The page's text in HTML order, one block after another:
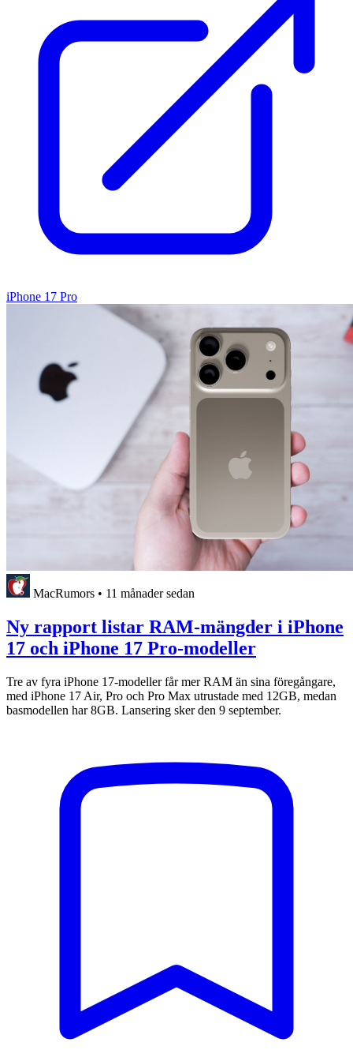
iPhone 17 Pro
MacRumors • 11 månader sedan
Ny rapport listar RAM-mängder i iPhone
17 och iPhone 17 Pro-modeller
Tre av fyra iPhone 17-modeller får mer RAM än sina föregångare,
med iPhone 17 Air, Pro och Pro Max utrustade med 12GB, medan
basmodellen har 8GB. Lansering sker den 9 september.